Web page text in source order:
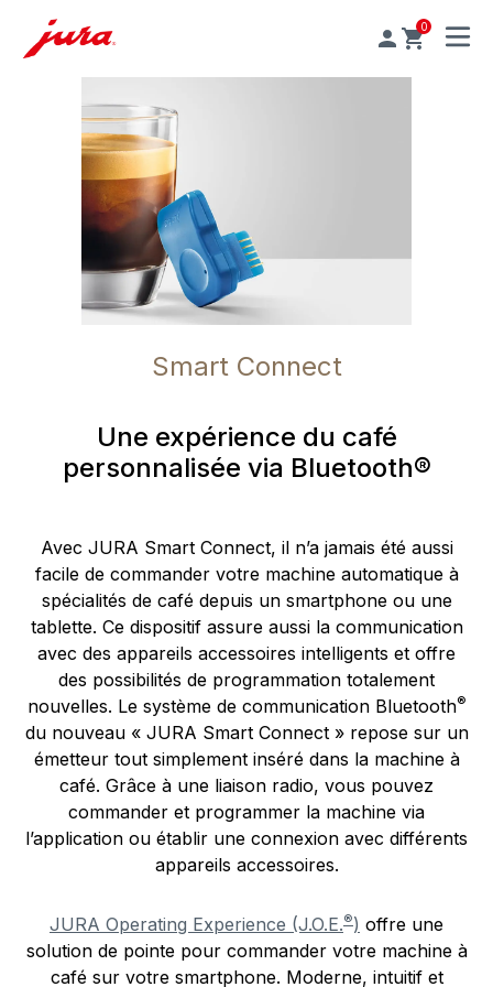
0
MENU
Smart Connect
Une expérience du café
personnalisée via Bluetooth®
Avec JURA Smart Connect, il n’a jamais été aussi
facile de commander votre machine automatique à
spécialités de café depuis un smartphone ou une
tablette. Ce dispositif assure aussi la communication
avec des appareils accessoires intelligents et offre
des possibilités de programmation totalement
nouvelles. Le système de communication Bluetooth®
du nouveau « JURA Smart Connect » repose sur un
émetteur tout simplement inséré dans la machine à
café. Grâce à une liaison radio, vous pouvez
commander et programmer la machine via
l’application ou établir une connexion avec différents
appareils accessoires.
JURA Operating Experience (J.O.E.®) offre une
solution de pointe pour commander votre machine à
café sur votre smartphone. Moderne, intuitif et